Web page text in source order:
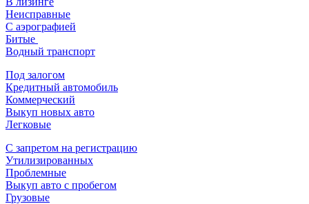
Неисправные
С аэрографией
Битые
Водный транспорт
Под залогом
Кредитный автомобиль
Коммерческий
Выкуп новых авто
Легковые
С запретом на регистрацию
Утилизированных
Проблемные
Выкуп авто с пробегом
Грузовые